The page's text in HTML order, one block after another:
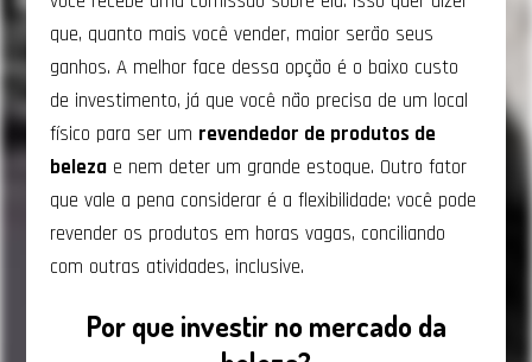
que, quanto mais você vender, maior serão seus
ganhos. A melhor face dessa opção é o baixo custo
de investimento, já que você não precisa de um local
físico para ser um revendedor de produtos de
beleza e nem deter um grande estoque. Outro fator
que vale a pena considerar é a flexibilidade: você pode
revender os produtos em horas vagas, conciliando
com outras atividades, inclusive.
Por que investir no mercado da